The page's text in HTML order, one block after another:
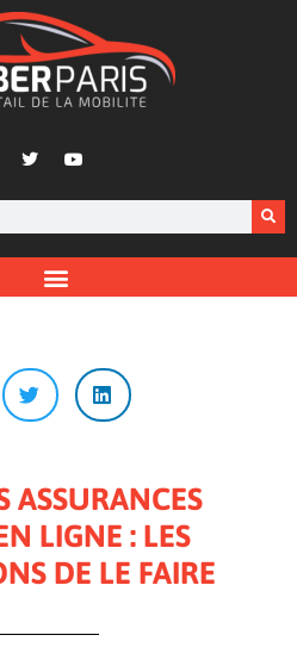
ASSURANCES
LIGNE : LES
DE LE FAIRE